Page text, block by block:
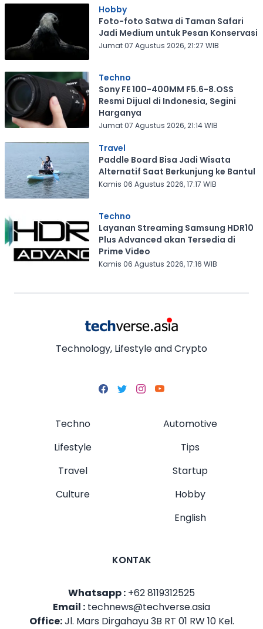
Hobby
Foto-foto Satwa di Taman Safari
Jadi Medium untuk Pesan Konservasi
Jumat 07 Agustus 2026, 21:27 WIB
Techno
Sony FE 100-400MM F5.6-8.OSS
Resmi Dijual di Indonesia, Segini
Harganya
Jumat 07 Agustus 2026, 21:14 WIB
Travel
Paddle Board Bisa Jadi Wisata
Alternatif Saat Berkunjung ke Bantul
Kamis 06 Agustus 2026, 17:17 WIB
Techno
Layanan Streaming Samsung HDR10
Plus Advanced akan Tersedia di
Prime Video
Kamis 06 Agustus 2026, 17:16 WIB
Technology, Lifestyle and Crypto
Techno
Lifestyle
Travel
Culture
Automotive
Tips
Startup
Hobby
English
KONTAK
Whatsapp : +62 8119312525
Email : technews@techverse.asia
Office:Jl. Mars Dirgahayu 3B RT 01 RW 10 Kel.